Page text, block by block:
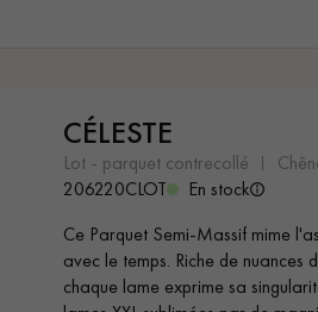
PARQUET EN BOIS
PARQUET LAMES
LARGES XXL
CÉLESTE
lot - parquet contrecollé
206220CLOT
En stock
Ce Parquet Semi-Massif mime
avec le temps. Riche de nuances
chaque lame exprime sa